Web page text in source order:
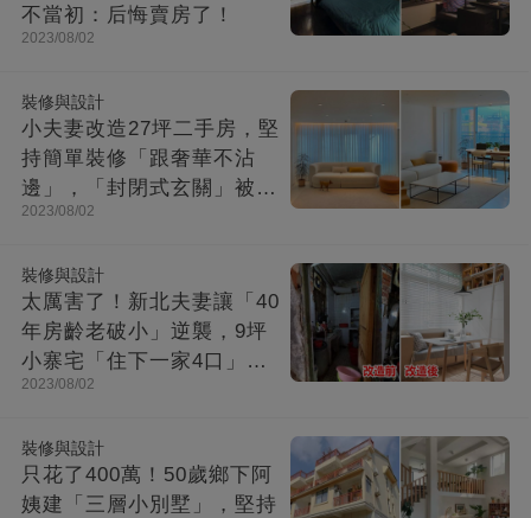
不當初：后悔賣房了！
2023/08/02
裝修與設計
小夫妻改造27坪二手房，堅
持簡單裝修「跟奢華不沾
邊」，「封閉式玄關」被贊
爆：這就是夢想中的家！
2023/08/02
裝修與設計
太厲害了！新北夫妻讓「40
年房齡老破小」逆襲，9坪
小寨宅「住下一家4口」，
收納超強超舒適
2023/08/02
裝修與設計
只花了400萬！50歲鄉下阿
姨建「三層小別墅」，堅持